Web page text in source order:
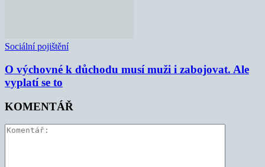
Sociální pojištění
O výchovné k důchodu musí muži i zabojovat. Ale
vyplatí se to
KOMENTÁŘ